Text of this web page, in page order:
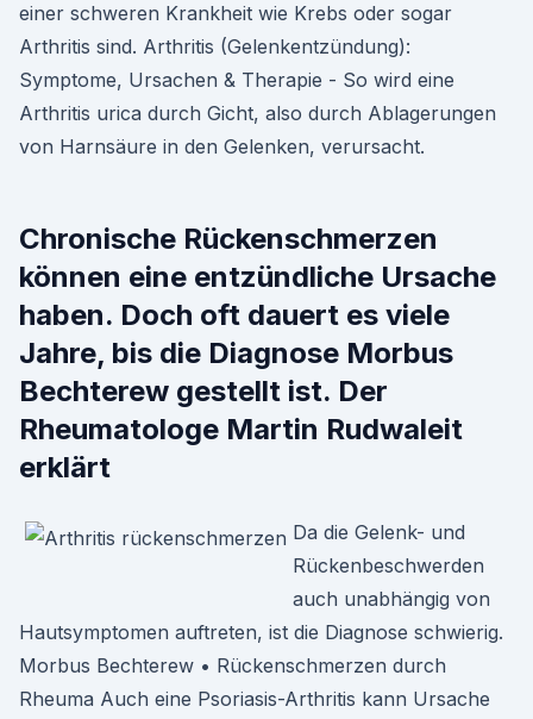
einer schweren Krankheit wie Krebs oder sogar
Arthritis sind. Arthritis (Gelenkentzündung):
Symptome, Ursachen & Therapie - So wird eine
Arthritis urica durch Gicht, also durch Ablagerungen
von Harnsäure in den Gelenken, verursacht.
Chronische Rückenschmerzen
können eine entzündliche Ursache
haben. Doch oft dauert es viele
Jahre, bis die Diagnose Morbus
Bechterew gestellt ist. Der
Rheumatologe Martin Rudwaleit
erklärt
Da die Gelenk- und
Rückenbeschwerden
auch unabhängig von
Hautsymptomen auftreten, ist die Diagnose schwierig.
Morbus Bechterew • Rückenschmerzen durch
Rheuma Auch eine Psoriasis-Arthritis kann Ursache